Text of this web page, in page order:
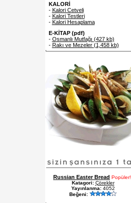
KALORİ
- Kalori Cetveli
- Kalori Testleri
- Kalori Hesaplama
E-KİTAP (pdf)
- Osmanlı Mutfağı (427 kb)
- Rakı ve Mezeler (1,458 kb)
Russian Easter Bread Popüler!
Katagori: Çörekler
Yayınlanma: 4052
Beğeni: